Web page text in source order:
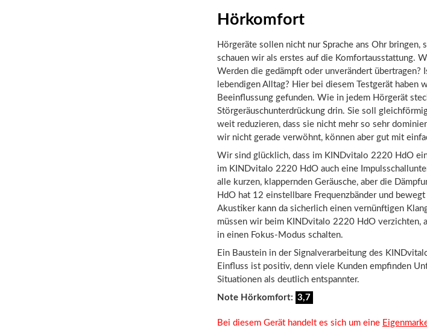
Hörkomfort
Hörgeräte sollen nicht nur Sprache ans Ohr bringen,
schauen wir als erstes auf die Komfortausstattung.
Werden die gedämpft oder unverändert übertragen?
lebendigen Alltag? Hier bei diesem Testgerät
Beeinflussung gefunden. Wie in jedem Hörgerät
Störgeräuschunterdrückung drin. Sie soll
weit reduzieren, dass sie nicht mehr so sehr
wir nicht gerade verwöhnt, können aber gut mit
Wir sind glücklich, dass im KINDvitalo 2220 HdO
im KINDvitalo 2220 HdO auch eine
alle kurzen, klappernden Geräusche, aber die
HdO hat 12 einstellbare Frequenzbänder und
Akustiker kann da sicherlich einen vernünftigen
müssen wir beim KINDvitalo 2220 HdO verzichten,
in einen Fokus-Modus schalten.
Ein Baustein in der Signalverarbeitung des
Einfluss ist positiv, denn viele Kunden empfinden
Situationen als deutlich entspannter.
Note Hörkomfort: 3,7
Bei diesem Gerät handelt es sich um eine